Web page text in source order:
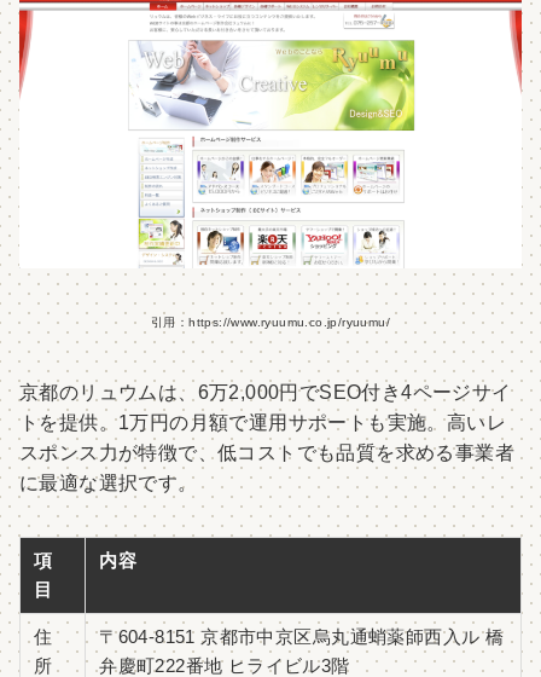
引用：https://www.ryuumu.co.jp/ryuumu/
京都のリュウムは、6万2,000円でSEO付き4ページサイ
トを提供。1万円の月額で運用サポートも実施。高いレ
スポンス力が特徴で、低コストでも品質を求める事業者
に最適な選択です。
項
目
内容
住
所
〒604-8151 京都市中京区烏丸通蛸薬師西入ル 橋
弁慶町222番地 ヒライビル3階